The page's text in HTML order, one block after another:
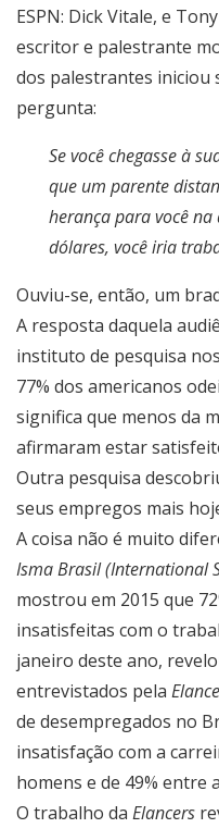
ESPN: Dick Vitale, e
escritor e palestrante
dos palestrantes iniciou
pergunta:
Se você chegasse à
que um parente
herança para você
dólares, você iria
Ouviu-se, então, um
A resposta daquela
instituto de pesquisa
77% dos americanos
significa que menos da
afirmaram estar
Outra pesquisa
seus empregos mais
A coisa não é muito
Isma Brasil (International
mostrou em 2015 que
insatisfeitas com o
janeiro deste ano,
entrevistados pela
de desempregados no
insatisfação com a
homens e de 49% entre
O trabalho da Elancers